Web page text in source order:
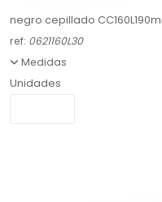
negro cepillado
ref: 0621160L30
Medidas
Unidades